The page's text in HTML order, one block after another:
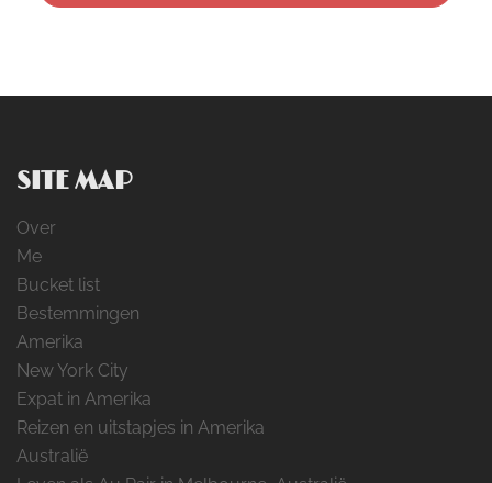
SITE MAP
Over
Me
Bucket list
Bestemmingen
Amerika
New York City
Expat in Amerika
Reizen en uitstapjes in Amerika
Australië